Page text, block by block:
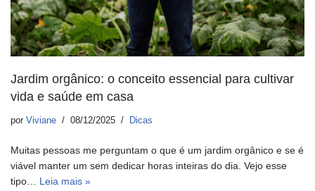
Jardim orgânico: o conceito essencial para cultivar
vida e saúde em casa
por Viviane 08/12/2025 Dicas
Muitas pessoas me perguntam o que é um jardim orgânico e se é
viável manter um sem dedicar horas inteiras do dia. Vejo esse
tipo… Leia mais »